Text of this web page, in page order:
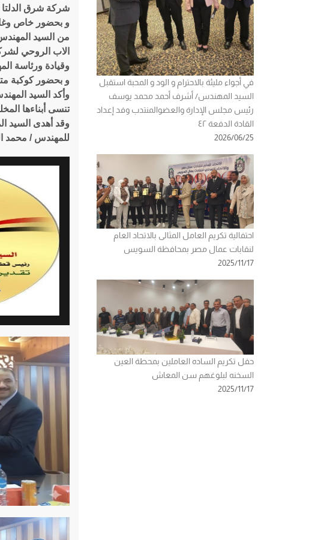
في أجواء مليئة بالاحترام و الود و المحبة استقبل
السيد المهندس/ أشرف أحمد محمد يوسف
رئيس مجلس الإدارة والعضوالمنتدب وفد إعداد
القادة الدفعة ٤٢
2026/06/25
احتفالية تكريم العامل المثالى بالاتحاد العام
لنقابات عمال مصر بمحافظة السويس
2025/11/17
حفل تكريم الساده العاملين بمحطة العين
السخنه لبلوغهم سن المعاش
2025/11/17
شركة شرق الدلتا
و بحضور خاص
من السيد
الاب الروحي
وقيادة ورئاسة
و بحضور كوكبة
وأكد السيد
تنسى أبناءها
وقد أهدى السيد
للمهندس / محمد